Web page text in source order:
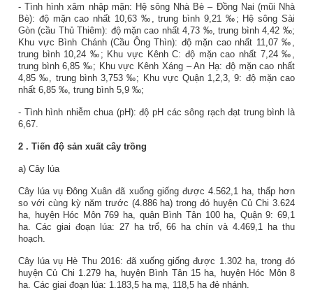
- Tình hình xâm nhập mặn: Hệ sông Nhà Bè – Đồng Nai (mũi Nhà
Bè): độ mặn cao nhất 10,63 ‰, trung bình 9,21 ‰; Hệ sông Sài
Gòn (cầu Thủ Thiêm): độ mặn cao nhất 4,73 ‰, trung bình 4,42 ‰;
Khu vực Bình Chánh (Cầu Ông Thìn): độ mặn cao nhất 11,07 ‰,
trung bình 10,24 ‰; Khu vực Kênh C: độ mặn cao nhất 7,24 ‰,
trung bình 6,85 ‰; Khu vực Kênh Xáng – An Hạ: độ mặn cao nhất
4,85 ‰, trung bình 3,753 ‰; Khu vực Quận 1,2,3, 9: độ mặn cao
nhất 6,85 ‰, trung bình 5,9 ‰;
- Tình hình nhiễm chua (pH): độ pH các sông rạch đạt trung bình là
6,67.
2 . Tiến độ sản xuất cây trồng
a) Cây lúa
Cây lúa vụ Đông Xuân đã xuống giống được 4.562,1 ha, thấp hơn
so với cùng kỳ năm trước (4.886 ha) trong đó huyện Củ Chi 3.624
ha, huyện Hóc Môn 769 ha, quận Bình Tân 100 ha, Quận 9: 69,1
ha. Các giai đoạn lúa: 27 ha trổ, 66 ha chín và 4.469,1 ha thu
hoạch.
Cây lúa vụ Hè Thu 2016: đã xuống giống được 1.302 ha, trong đó
huyện Củ Chi 1.279 ha, huyện Bình Tân 15 ha, huyện Hóc Môn 8
ha. Các giai đoạn lúa: 1.183,5 ha mạ, 118,5 ha đẻ nhánh.